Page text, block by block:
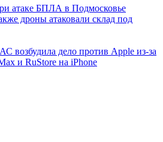
атаке БПЛА в Подмосковье
дроны атаковали склад под
возбудила дело против Apple из-за
и RuStore на iPhone